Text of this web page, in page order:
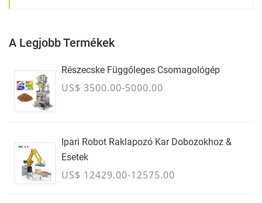
A Legjobb Termékek
Részecske Függőleges Csomagológép
US$ 3500.00-5000.00
Ipari Robot Raklapozó Kar Dobozokhoz &
Esetek
US$ 12429.00-12575.00